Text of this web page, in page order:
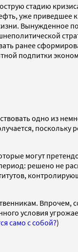
стадию
уже приведшее
Вынужденное
ранее
подпитки
одно из
поскольку
могут
решено не
Впрочем,
условия
само с собой?)